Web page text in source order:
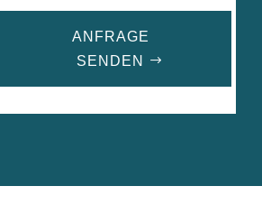
ANFRAGE
SENDEN